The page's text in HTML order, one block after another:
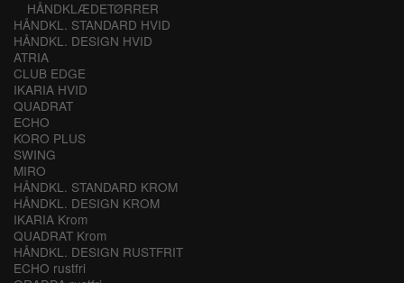
HÅNDKLÆDETØRRER
HÅNDKL. STANDARD HVID
HÅNDKL. DESIGN HVID
ATRIA
CLUB EDGE
IKARIA HVID
QUADRAT
ECHO
KORO PLUS
SWING
MIRO
HÅNDKL. STANDARD KROM
HÅNDKL. DESIGN KROM
IKARIA Krom
QUADRAT Krom
HÅNDKL. DESIGN RUSTFRIT
ECHO rustfri